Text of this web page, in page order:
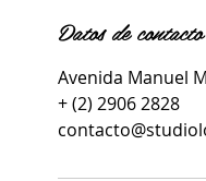
Datos de contacto
Avenida Manuel
+ (2) 2906 2828